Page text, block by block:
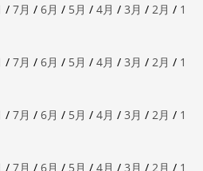
/ 7月 / 6月 / 5月 / 4月 / 3月 / 2月 / 1
/ 7月 / 6月 / 5月 / 4月 / 3月 / 2月 / 1
/ 7月 / 6月 / 5月 / 4月 / 3月 / 2月 / 1
/ 7月 / 6月 / 5月 / 4月 / 3月 / 2月 / 1